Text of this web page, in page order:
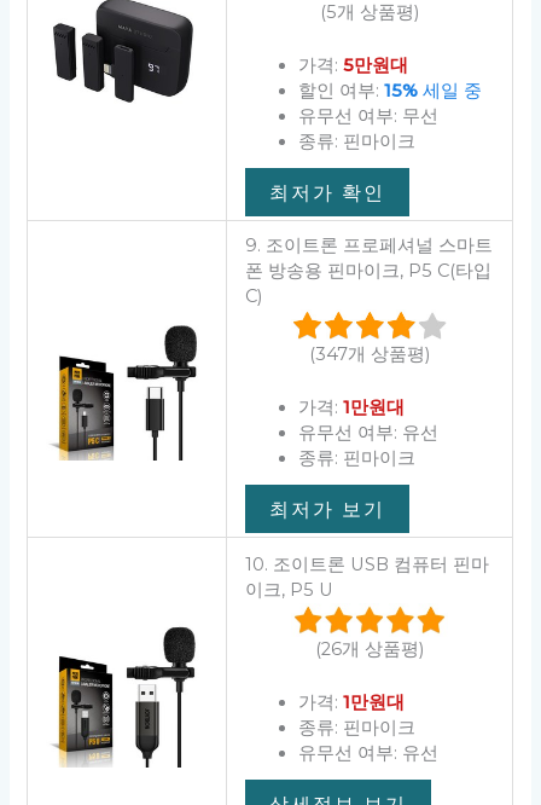
(5개 상품평)
가격: 5만원대
할인 여부: 15%세일 중
유무선 여부: 무선
종류: 핀마이크
최저가 확인
9. 조이트론 프로페셔널 스마트
폰 방송용 핀마이크, P5 C(타입
C)
(347개 상품평)
가격: 1만원대
유무선 여부: 유선
종류: 핀마이크
최저가 보기
10. 조이트론 USB 컴퓨터 핀마
이크, P5 U
(26개 상품평)
가격: 1만원대
종류: 핀마이크
유무선 여부: 유선